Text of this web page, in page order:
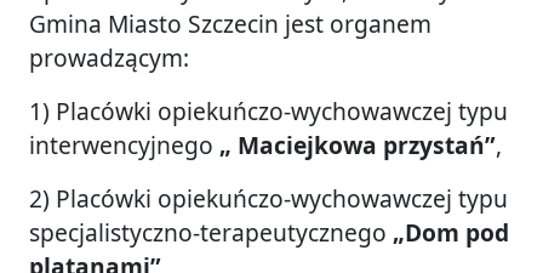
Gmina Miasto Szczecin jest organem
prowadzącym:
1) Placówki opiekuńczo-wychowawczej typu
interwencyjnego „ Maciejkowa przystań”,
2) Placówki opiekuńczo-wychowawczej typu
specjalistyczno-terapeutycznego „Dom pod